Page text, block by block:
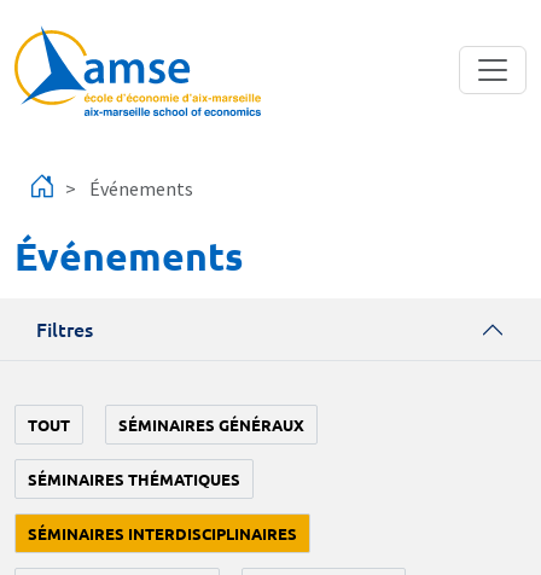
Événements
Événements
Filtres
TOUT SÉMINAIRES GÉNÉRAUX
SÉMINAIRES THÉMATIQUES
SÉMINAIRES INTERDISCIPLINAIRES